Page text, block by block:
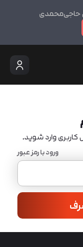
حاجی‌محمدی
کاربری وارد شوید.
ورود با رمز عبور